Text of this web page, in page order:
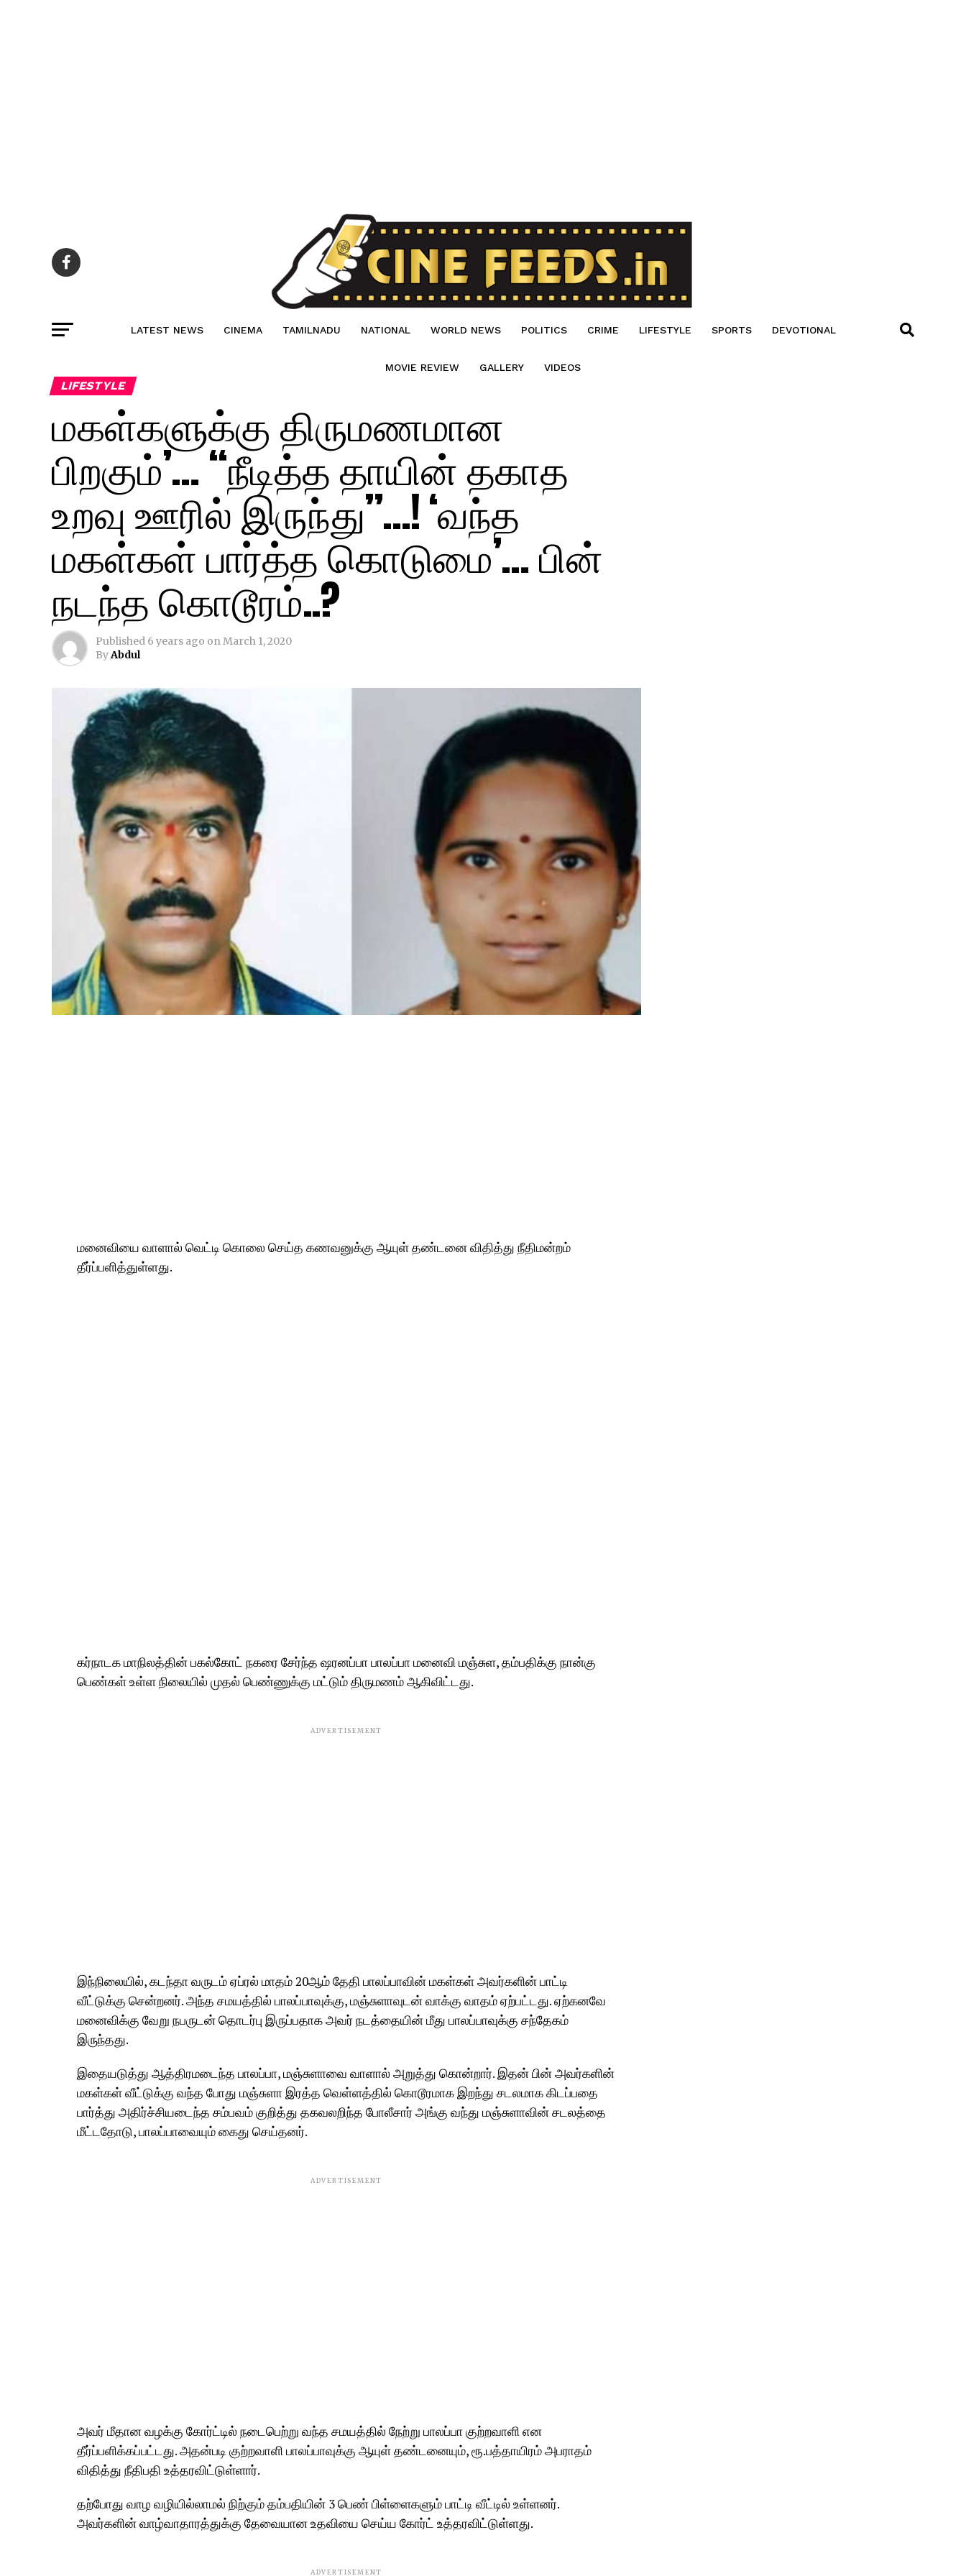
LATEST NEWS CINEMA TAMILNADU NATIONAL WORLD NEWS POLITICS CRIME LIFESTYLE SPORTS DEVOTIONAL
MOVIE REVIEW GALLERY VIDEOS
LIFESTYLE
மகள்களுக்கு திருமணமான
பிறகும்’… “நீடித்த தாயின் தகாத
உறவு ஊரில் இருந்து”…! ‘வந்த
மகள்கள் பார்த்த கொடுமை’… பின்
நடந்த கொடூரம்..?
Published 6 years ago onMarch 1, 2020
ByAbdul
மனைவியை வாளால் வெட்டி கொலை செய்த கணவனுக்கு ஆயுள் தண்டனை விதித்து நீதிமன்றம்
தீர்ப்பளித்துள்ளது.
கர்நாடக மாநிலத்தின் பகல்கோட் நகரை சேர்ந்த ஷரனப்பா பாலப்பா மனைவி மஞ்சுள, தம்பதிக்கு நான்கு
பெண்கள் உள்ள நிலையில் முதல் பெண்ணுக்கு மட்டும் திருமணம் ஆகிவிட்டது.
ADVERTISEMENT
இந்நிலையில், கடந்தா வருடம் ஏப்ரல் மாதம் 20ஆம் தேதி பாலப்பாவின் மகள்கள் அவர்களின் பாட்டி
வீட்டுக்கு சென்றனர். அந்த சமயத்தில் பாலப்பாவுக்கு, மஞ்சுளாவுடன் வாக்கு வாதம் ஏற்பட்டது. ஏற்கனவே
மனைவிக்கு வேறு நபருடன் தொடர்பு இருப்பதாக அவர் நடத்தையின் மீது பாலப்பாவுக்கு சந்தேகம்
இருந்தது.
இதையடுத்து ஆத்திரமடைந்த பாலப்பா, மஞ்சுளாவை வாளால் அறுத்து கொன்றார். இதன் பின் அவர்களின்
மகள்கள் வீட்டுக்கு வந்த போது மஞ்சுளா இரத்த வெள்ளத்தில் கொடூரமாக இறந்து சடலமாக கிடப்பதை
பார்த்து அதிர்ச்சியடைந்த சம்பவம் குறித்து தகவலறிந்த போலீசார் அங்கு வந்து மஞ்சுளாவின் சடலத்தை
மீட்டதோடு, பாலப்பாவையும் கைது செய்தனர்.
ADVERTISEMENT
அவர் மீதான வழக்கு கோர்ட்டில் நடைபெற்று வந்த சமயத்தில் நேற்று பாலப்பா குற்றவாளி என
தீர்ப்பளிக்கப்பட்டது. அதன்படி குற்றவாளி பாலப்பாவுக்கு ஆயுள் தண்டனையும், ரூ.பத்தாயிரம் அபராதம்
விதித்து நீதிபதி உத்தரவிட்டுள்ளார்.
தற்போது வாழ வழியில்லாமல் நிற்கும் தம்பதியின் 3 பெண் பிள்ளைகளும் பாட்டி வீட்டில் உள்ளனர்.
அவர்களின் வாழ்வாதாரத்துக்கு தேவையான உதவியை செய்ய கோர்ட் உத்தரவிட்டுள்ளது.
ADVERTISEMENT